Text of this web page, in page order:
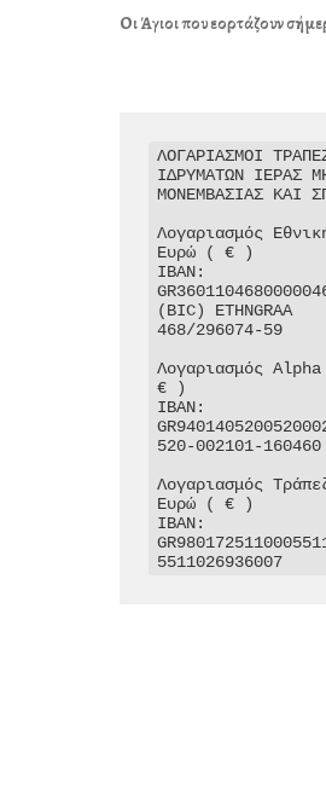
Οι Άγιοι που εορτάζουν
ΛΟΓΑΡΙΑΣΜΟΙ
ΙΔΡΥΜΑΤΩΝ ΙΕΡΑΣ
ΜΟΝΕΜΒΑΣΙΑΣ ΚΑΙ
Λογαριασμός
Ευρώ ( € )
IBAN:
(BIC) ETHNGRAA
468/296074-59
Λογαριασμός
€ )
IBAN:
520-002101-160460
Λογαριασμός
Ευρώ ( € )
IBAN:
5511026936007